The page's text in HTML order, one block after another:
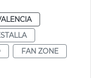
FAN ZONE